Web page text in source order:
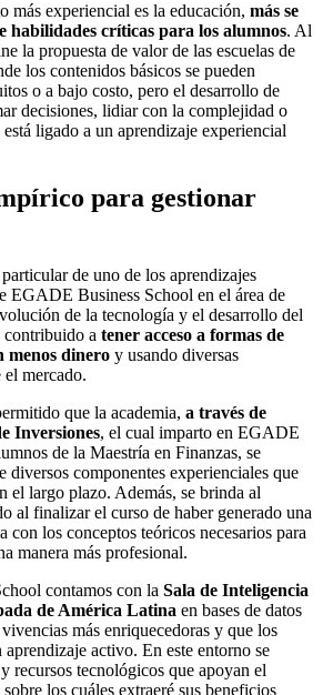
más experiencial es la educación, más se
habilidades críticas para los alumnos. Al
la propuesta de valor de las escuelas de
los contenidos básicos se pueden
o a bajo costo, pero el desarrollo de
decisiones, lidiar con la complejidad o
ligado a un aprendizaje experiencial
para gestionar
de uno de los aprendizajes
EGADE Business School en el área de
de la tecnología y el desarrollo del
contribuido a tener acceso a formas de
menos dinero y usando diversas
el mercado.
que la academia, a través de
Inversiones, el cual imparto en EGADE
de la Maestría en Finanzas, se
diversos componentes experienciales que
el largo plazo. Además, se brinda al
al finalizar el curso de haber generado una
con los conceptos teóricos necesarios para
manera más profesional.
contamos con la Sala de Inteligencia
de América Latina en bases de datos
más enriquecedoras y que los
activo. En este entorno se
recursos tecnológicos que apoyan el
los cuáles extraeré sus beneficios